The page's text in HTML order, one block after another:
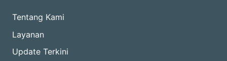
Tentang Kami
Layanan
Update Terkini